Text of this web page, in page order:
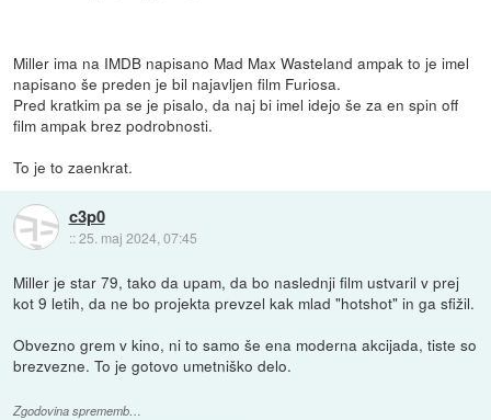
Miller ima na IMDB napisano Mad Max Wasteland ampak to je imel
napisano še preden je bil najavljen film Furiosa.
Pred kratkim pa se je pisalo, da naj bi imel idejo še za en spin off
film ampak brez podrobnosti.
To je to zaenkrat.
c3p0
::25. maj 2024, 07:45
Miller je star 79, tako da upam, da bo naslednji film ustvaril v prej
kot 9 letih, da ne bo projekta prevzel kak mlad "hotshot" in ga sfižil.
Obvezno grem v kino, ni to samo še ena moderna akcijada, tiste so
brezvezne. To je gotovo umetniško delo.
Zgodovina sprememb…